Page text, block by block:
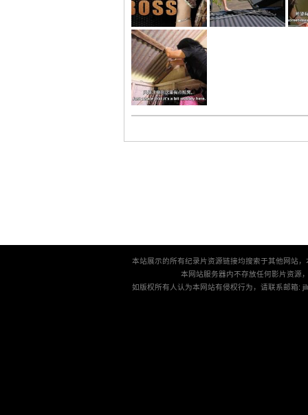
本站展示的所有纪录片资源链接均搜索于其他网站
本网站服务器内不存放任何影片资源
如版权所有人认为本网站有侵权行为，请联系邮箱: